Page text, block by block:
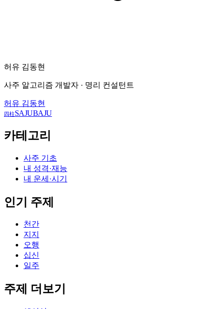
허유 김동현
사주 알고리즘 개발자 · 명리 컨설턴트
허유 김동현
四柱SAJUBAJU
카테고리
사주 기초
내 성격·재능
내 운세·시기
인기 주제
천간
지지
오행
십신
일주
주제 더보기